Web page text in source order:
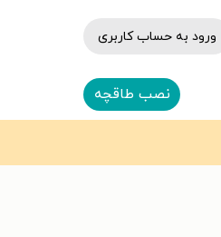
ورود به حساب کاربری
نصب طاقچه